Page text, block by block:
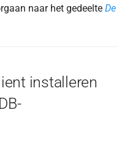
naar het gedeelte De
installeren